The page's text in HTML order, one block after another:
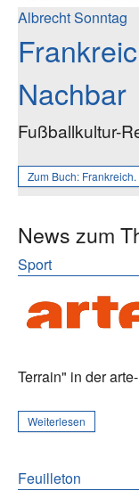
Albrecht Sonntag
Nachbar
Fußballkultur-
Zum Buch:
News zum
Sport
Terrain" in der
Weiterlesen
Feuilleton